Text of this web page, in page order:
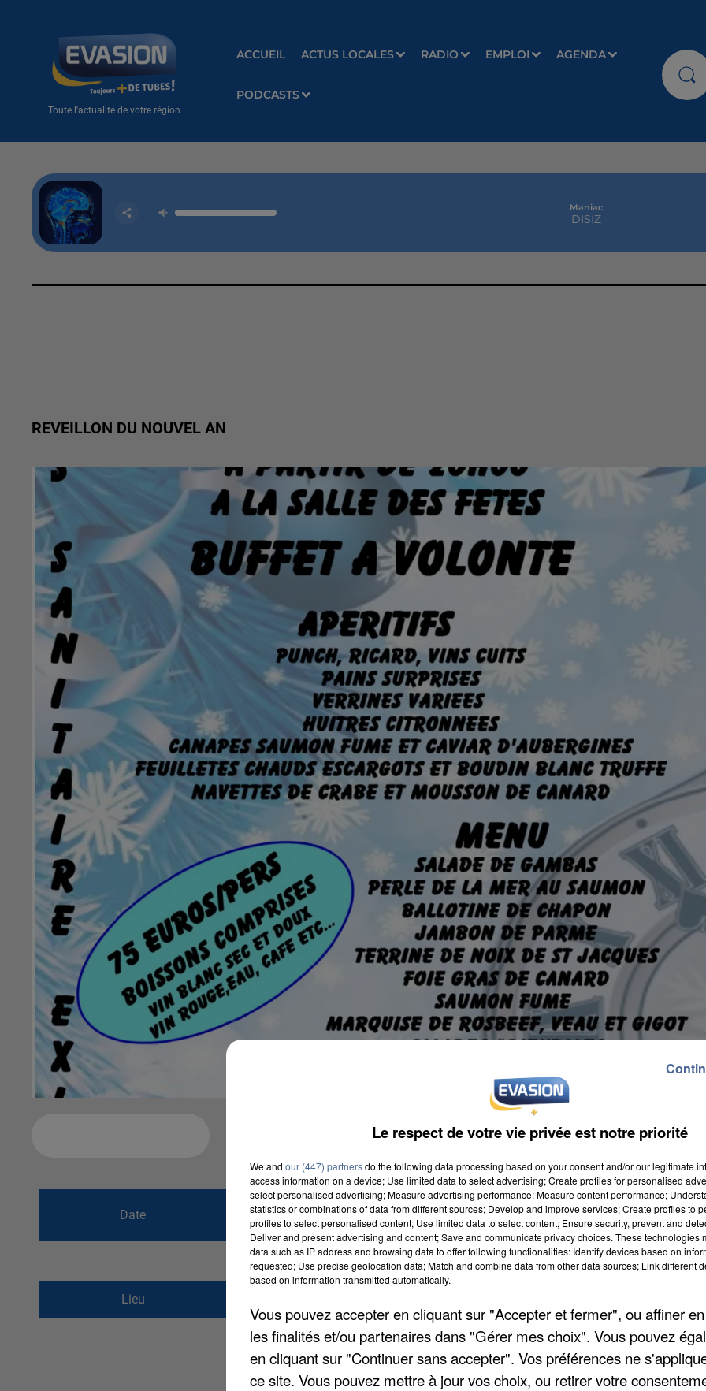
Toute l'actualité de votre région
ACCUEIL ACTUS LOCALES RADIO EMPLOI AGENDA
PODCASTS
Maniac
DISIZ
REVEILLON DU NOUVEL AN
Date
du31 décembre 2021 à 8h00
au1er janvier 2022 à 18h59
Lieu
77480 BRAY SUR SEINE
Le respect de votre vie privée est notre priorité
We and our (447) partnersdo the following data processing based on your consent and/or our legitimate
access information on a device; Use limited data to select advertising; Create profiles for personalised
select personalised advertising; Measure advertising performance; Measure content performance;
statistics or combinations of data from different sources; Develop and improve services; Create profiles to
profiles to select personalised content; Use limited data to select content; Ensure security, prevent and
Deliver and present advertising and content; Save and communicate privacy choices. These technologies
data such as IP address and browsing data to offer following functionalities: Identify devices based on
requested; Use precise geolocation data; Match and combine data from other data sources; Link different
based on information transmitted automatically.
Vous pouvez accepter en cliquant sur "Accepter et fermer", ou affiner
les finalités et/ou partenaires dans "Gérer mes choix". Vous pouvez
en cliquant sur "Continuer sans accepter". Vos préférences ne
ce site. Vous pouvez mettre à jour vos choix, ou retirer votre